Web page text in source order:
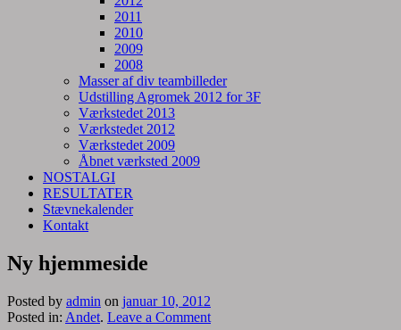
2011
2010
2009
2008
Masser af div teambilleder
Udstilling Agromek 2012 for 3F
Værkstedet 2013
Værkstedet 2012
Værkstedet 2009
Åbnet værksted 2009
NOSTALGI
RESULTATER
Stævnekalender
Kontakt
Ny hjemmeside
Posted by admin on januar 10, 2012
Posted in: Andet. Leave a Comment